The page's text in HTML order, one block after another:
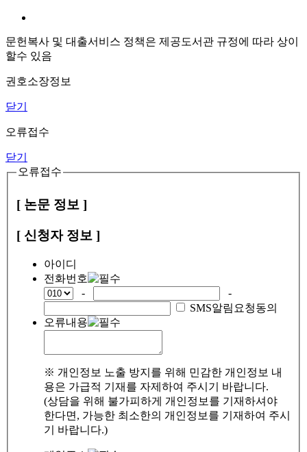
문헌복사 및 대출서비스 정책은 제공도서관 규정에 따라 상이
할수 있음
권호소장정보
닫기
오류접수
닫기
오류접수
[ 논문 정보 ]
[ 신청자 정보 ]
아이디
전화번호
-
-
SMS알림요청동의
오류내용
※ 개인정보 노출 방지를 위해 민감한 개인정보 내
용은 가급적 기재를 자제하여 주시기 바랍니다.
(상담을 위해 불가피하게 개인정보를 기재하셔야
한다면, 가능한 최소한의 개인정보를 기재하여 주시
기 바랍니다.)